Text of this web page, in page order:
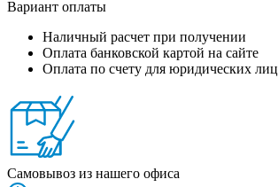
Вариант оплаты
Наличный расчет при получении
Оплата банковской картой на сайте
Оплата по счету для юридических лиц
Самовывоз из нашего офиса